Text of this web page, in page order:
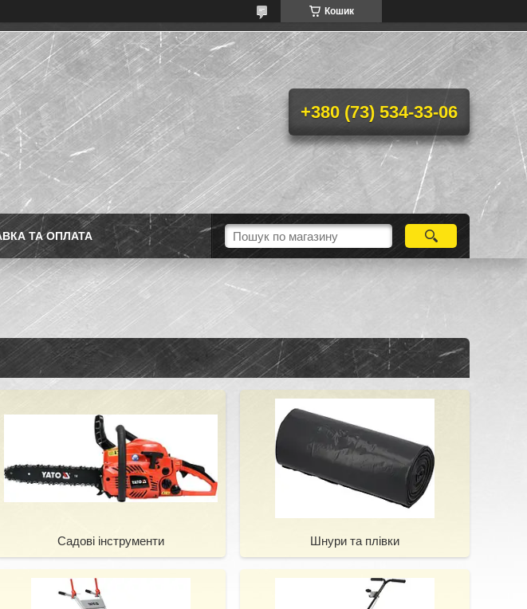
Кошик
+380 (73) 534-33-06
ТА ОПЛАТА
Садові інструменти Шнури та плівки